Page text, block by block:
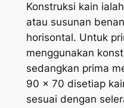
Konstruksi kain
atau susunan
horisontal. Untuk
menggunakan
sedangkan prima
90 x 70 disetiap
sesuai dengan